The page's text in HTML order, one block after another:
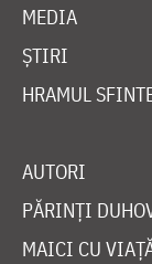
MEDIA
ȘTIRI
HRAMUL
AUTORI
PĂRINȚI
MAICI CU